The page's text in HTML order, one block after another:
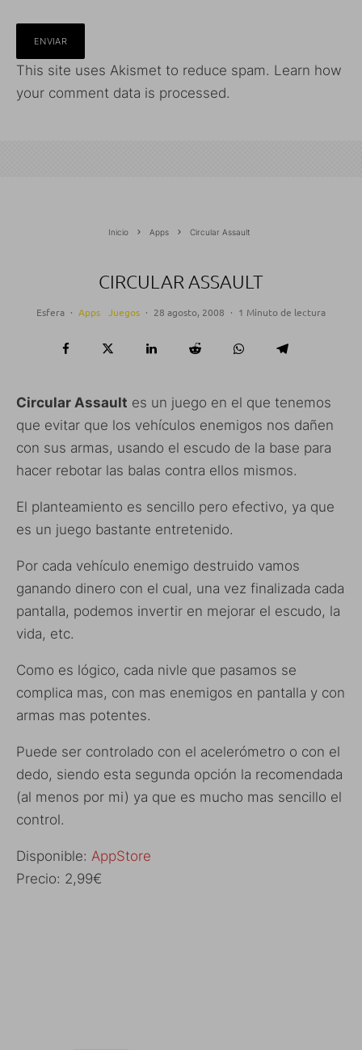
This site uses Akismet to reduce spam. Learn how
your comment data is processed.
Inicio Apps Circular Assault
CIRCULAR ASSAULT
Esfera · Apps Juegos · 28 agosto, 2008 · 1 Minuto de lectura
Circular Assault es un juego en el que tenemos
que evitar que los vehículos enemigos nos dañen
con sus armas, usando el escudo de la base para
hacer rebotar las balas contra ellos mismos.
El planteamiento es sencillo pero efectivo, ya que
es un juego bastante entretenido.
Por cada vehículo enemigo destruido vamos
ganando dinero con el cual, una vez finalizada cada
pantalla, podemos invertir en mejorar el escudo, la
vida, etc.
Como es lógico, cada nivle que pasamos se
complica mas, con mas enemigos en pantalla y con
armas mas potentes.
Puede ser controlado con el acelerómetro o con el
dedo, siendo esta segunda opción la recomendada
(al menos por mi) ya que es mucho mas sencillo el
control.
Disponible: AppStore
Precio: 2,99€